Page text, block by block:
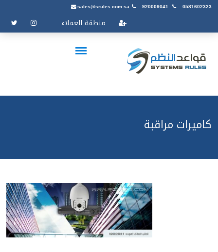
sales@srules.com.sa 920009041 0581602323
منطقة العملاء
كاميرات مراقبة